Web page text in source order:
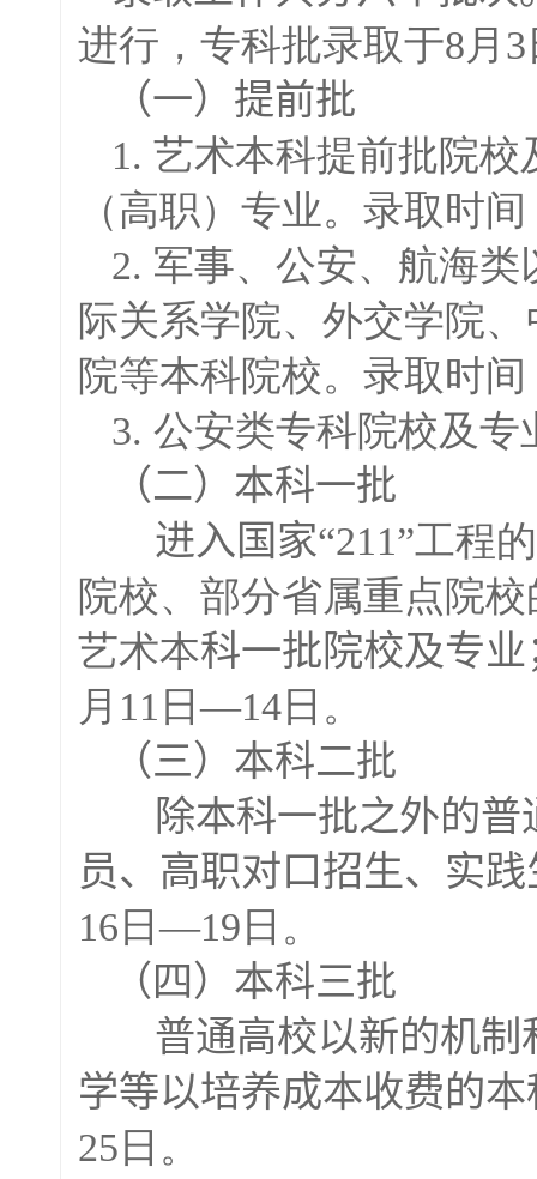
进行，专科批录取于8月
（一）提前批
1. 艺术本科提前批院
（高职）专业。录取时
2. 军事、公安、航海
际关系学院、外交学院
院等本科院校。录取时
3. 公安类专科院校及
（二）本科一批
进入国家“211”工程
院校、部分省属重点院
艺术本科一批院校及专
月11日—14日。
（三）本科二批
除本科一批之外的普
员、高职对口招生、实
16日—19日。
（四）本科三批
普通高校以新的机制
学等以培养成本收费的
25日。